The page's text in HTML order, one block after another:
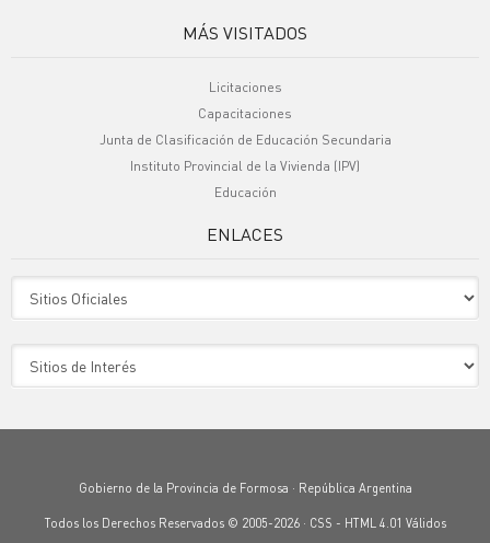
MÁS VISITADOS
Licitaciones
Capacitaciones
Junta de Clasificación de Educación Secundaria
Instituto Provincial de la Vivienda (IPV)
Educación
ENLACES
Gobierno de la Provincia de Formosa · República Argentina
Todos los Derechos Reservados © 2005-2026 · CSS - HTML 4.01 Válidos